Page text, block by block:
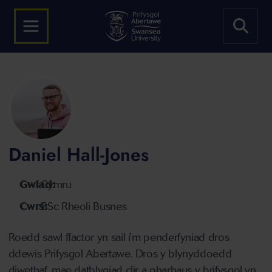
Daniel Hall-Jones
Gwlad:Cymru
Cwrs:BSc Rheoli Busnes
Roedd sawl ffactor yn sail i'm penderfyniad dros
ddewis Prifysgol Abertawe. Dros y blynyddoedd